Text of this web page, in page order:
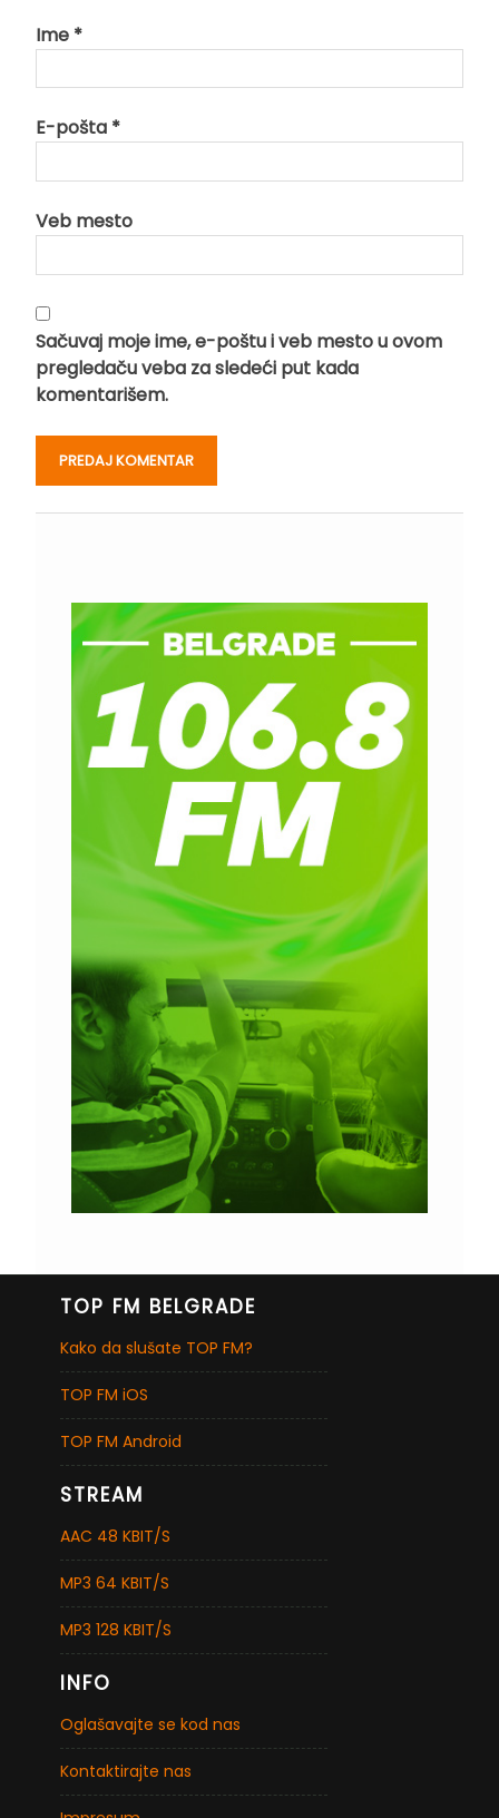
Ime *
E-pošta *
Veb mesto
Sačuvaj moje ime, e-poštu i veb mesto u ovom
pregledaču veba za sledeći put kada
komentarišem.
TOP FM BELGRADE
Kako da slušate TOP FM?
TOP FM iOS
TOP FM Android
STREAM
AAC 48 KBIT/S
MP3 64 KBIT/S
MP3 128 KBIT/S
INFO
Oglašavajte se kod nas
Kontaktirajte nas